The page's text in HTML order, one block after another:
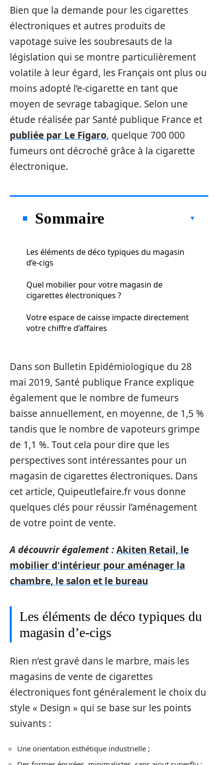
Bien que la demande pour les cigarettes
électroniques et autres produits de
vapotage suive les soubresauts de la
législation qui se montre particulièrement
volatile à leur égard, les Français ont plus ou
moins adopté l’e-cigarette en tant que
moyen de sevrage tabagique. Selon une
étude réalisée par Santé publique France et
publiée par Le Figaro, quelque 700 000
fumeurs ont décroché grâce à la cigarette
électronique.
Sommaire
Les éléments de déco typiques du magasin
d’e-cigs
Quel mobilier pour votre magasin de
cigarettes électroniques ?
Votre espace de caisse impacte directement
votre chiffre d’affaires
Dans son Bulletin Epidémiologique du 28
mai 2019, Santé publique France explique
également que le nombre de fumeurs
baisse annuellement, en moyenne, de 1,5 %
tandis que le nombre de vapoteurs grimpe
de 1,1 %. Tout cela pour dire que les
perspectives sont intéressantes pour un
magasin de cigarettes électroniques. Dans
cet article, Quipeutlefaire.fr vous donne
quelques clés pour réussir l’aménagement
de votre point de vente.
A découvrir également :Akiten Retail, le
mobilier d'intérieur pour aménager la
chambre, le salon et le bureau
Les éléments de déco typiques du
magasin d’e-cigs
Rien n’est gravé dans le marbre, mais les
magasins de vente de cigarettes
électroniques font généralement le choix du
style « Design » qui se base sur les points
suivants :
Une orientation esthétique industrielle ;